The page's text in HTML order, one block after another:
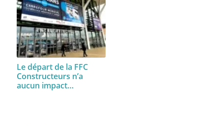
Le départ de la FFC
Constructeurs n’a
aucun impact…